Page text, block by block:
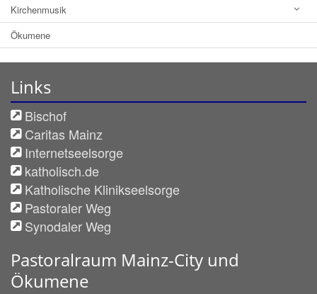
Kirchenmusik
Ökumene
Links
Bischof
Caritas Mainz
Internetseelsorge
katholisch.de
Katholische Klinikseelsorge
Pastoraler Weg
Synodaler Weg
Pastoralraum Mainz-City und
Ökumene